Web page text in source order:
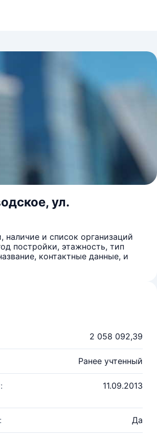
ул.
и список организаций
постройки, этажность, тип
контактные данные, и
2 058 092,39
Ранее учтенный
11.09.2013
Да